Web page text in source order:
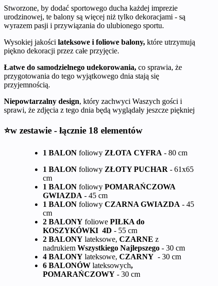
Stworzone, by dodać sportowego ducha każdej imprezie
urodzinowej, te balony są więcej niż tylko dekoracjami - są
wyrazem pasji i przywiązania do ulubionego sportu.
Wysokiej jakości lateksowe i foliowe balony, które utrzymują
piękno dekoracji przez całe przyjęcie.
Łatwe do samodzielnego udekorowania, co sprawia, że
przygotowania do tego wyjątkowego dnia stają się
przyjemnością.
Niepowtarzalny design, który zachwyci Waszych gości i
sprawi, że zdjęcia z tego dnia będą wyglądały jeszcze piękniej
⭐w zestawie - łącznie 18 elementów
1 BALON foliowy ZŁOTA CYFRA - 80 cm
1 BALON foliowy ZŁOTY PUCHAR - 61x65
cm
1 BALON foliowy POMARAŃCZOWA
GWIAZDA - 45 cm
1 BALON foliowy CZARNA GWIAZDA - 45
cm
2 BALONY foliowe PIŁKA do
KOSZYKÓWKI 4D - 55 cm
2 BALONY lateksowe, CZARNE z
nadrukiem Wszystkiego Najlepszego - 30 cm
4 BALONY lateksowe, CZARNY - 30 cm
6 BALONÓW lateksowych,
POMARAŃCZOWY - 30 cm